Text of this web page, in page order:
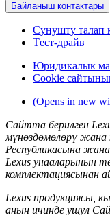
Байланыш контактары
Сунушту талап
Tест-драйв
Юридикалык
Сookie
(Opens in new
Сайтта берилген
мүнөздөмөлөрү жана
Республикасына
Lexus унааларынын
комплектациясынан
Lexus продукциясы,
анын ичинде ушул